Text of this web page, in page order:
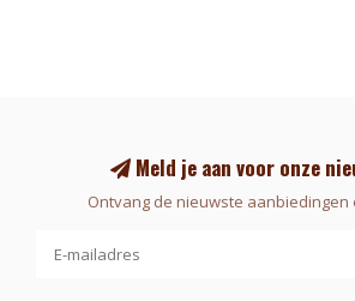
Meld je aan voor onze
Ontvang de nieuwste aanbiedingen